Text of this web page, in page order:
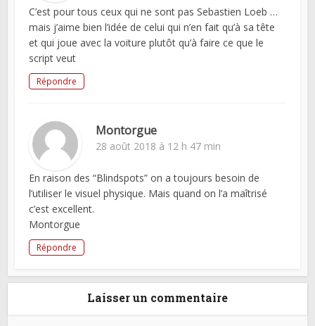
C’est pour tous ceux qui ne sont pas Sebastien Loeb …
mais j’aime bien l’idée de celui qui n’en fait qu’à sa tête
et qui joue avec la voiture plutôt qu’à faire ce que le
script veut
Répondre
Montorgue
28 août 2018 à 12 h 47 min
En raison des “Blindspots” on a toujours besoin de
l’utiliser le visuel physique. Mais quand on l’a maîtrisé
c’est excellent.
Montorgue
Répondre
Laisser un commentaire